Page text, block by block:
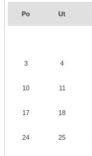
Po Ut
3 4
10 11
17 18
24 25